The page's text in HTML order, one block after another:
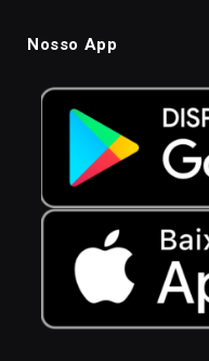
Nosso App